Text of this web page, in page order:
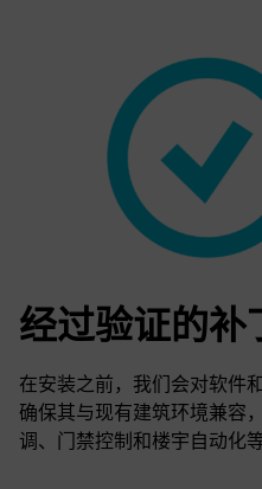
经过验证的补
在安装之前，我们会对软件
确保其与现有建筑环境兼容
调、门禁控制和楼宇自动化